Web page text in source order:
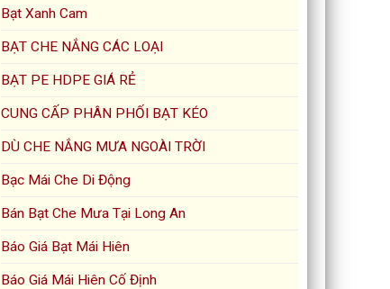
Bạt Xanh Cam
BẠT CHE NẮNG CÁC LOẠI
BẠT PE HDPE GIÁ RẺ
CUNG CẤP PHÂN PHỐI BẠT KÉO
DÙ CHE NẮNG MƯA NGOÀI TRỜI
Bạc Mái Che Di Động
Bán Bạt Che Mưa Tại Long An
Báo Giá Bạt Mái Hiên
Báo Giá Mái Hiên Cố Định